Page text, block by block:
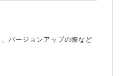
バージョンアップの際など